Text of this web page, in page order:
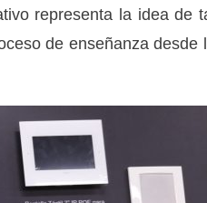
representa la idea de
de enseñanza desde